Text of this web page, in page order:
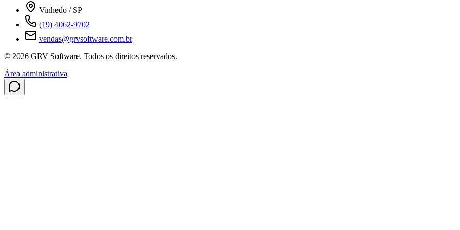
Vinhedo / SP
(19) 4062-9702
vendas@grvsoftware.com.br
© 2026 GRV Software. Todos os direitos reservados.
Área administrativa